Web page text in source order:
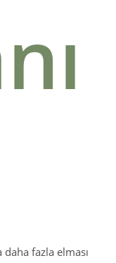
daha fazla elması